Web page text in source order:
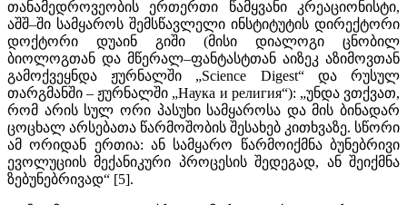
თანამედროვეობის ერთერთი წამყვანი კრეაციონისტი,
აშშ–ში სამყაროს შემსწავლელი ინსტიტუტის დირექტორი
დოქტორი დუაინ გიში (მისი დიალოგი ცნობილ
ბიოლოგთან და მწერალ–ფანტასტთან აიზეკ აზიმოვთან
გამოქვეყნდა ჟურნალში „Science Digest“ და რუსულ
თარგმანში – ჟურნალში „Наука и религия“): „უნდა ვთქვათ,
რომ არის სულ ორი პასუხი სამყაროსა და მის ბინადარ
ცოცხალ არსებათა წარმოშობის შესახებ კითხვაზე. სწორი
ამ ორიდან ერთია: ან სამყარო წარმოიქმნა ბუნებრივი
ევოლუციის მექანიკური პროცესის შედეგად, ან შეიქმნა
ზებუნებრივად“ [5].